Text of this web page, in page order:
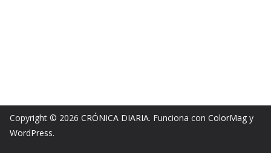
Copyright © 2026 CRÓNICA DIARIA. Funciona con ColorMag y
WordPress.